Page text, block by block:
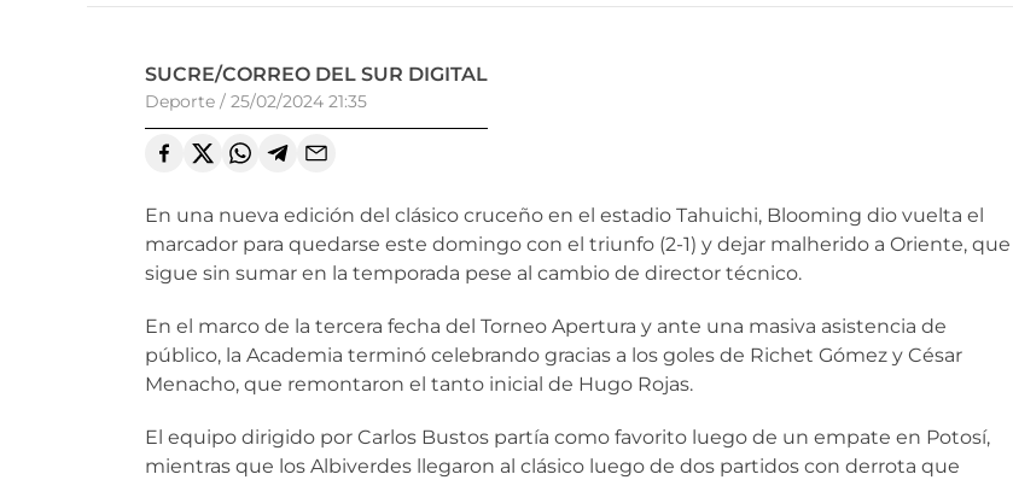
SUCRE/CORREO DEL SUR DIGITAL
Deporte / 25/02/2024 21:35
En una nueva edición del clásico cruceño en el estadio Tahuichi, Blooming dio vuelta el
marcador para quedarse este domingo con el triunfo (2-1) y dejar malherido a Oriente, que
sigue sin sumar en la temporada pese al cambio de director técnico.
En el marco de la tercera fecha del Torneo Apertura y ante una masiva asistencia de
público, la Academia terminó celebrando gracias a los goles de Richet Gómez y César
Menacho, que remontaron el tanto inicial de Hugo Rojas.
El equipo dirigido por Carlos Bustos partía como favorito luego de un empate en Potosí,
mientras que los Albiverdes llegaron al clásico luego de dos partidos con derrota que